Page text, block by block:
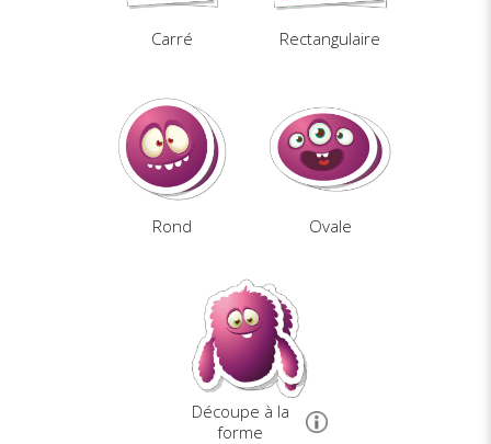
Carré Rectangulaire
Rond Ovale
Découpe à la
forme